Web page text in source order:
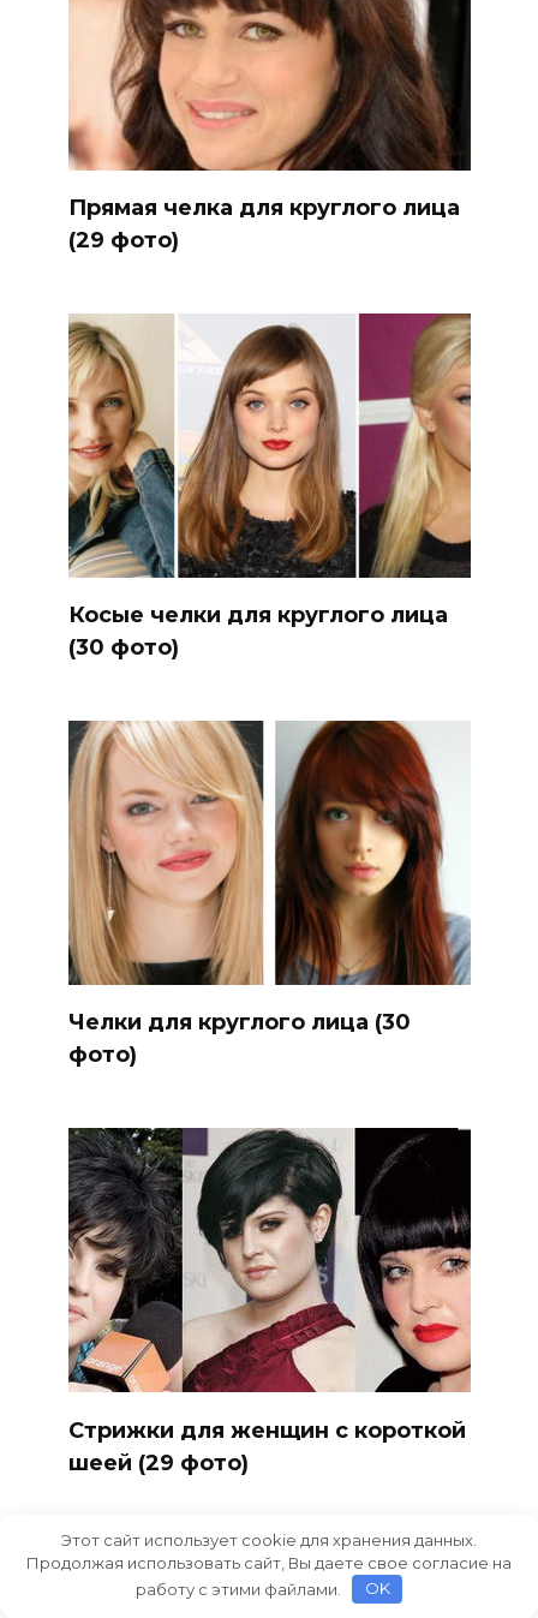
Прямая челка для круглого лица
(29 фото)
Косые челки для круглого лица
(30 фото)
Челки для круглого лица (30
фото)
Стрижки для женщин с короткой
шеей (29 фото)
Этот сайт использует cookie для хранения данных.
Продолжая использовать сайт, Вы даете свое согласие на
работу с этими файлами.
OK